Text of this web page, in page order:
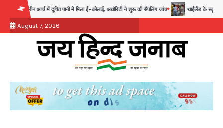
content
में मिला ई-कोलाई, अथॉरिटी ने शुरू की सैंपलिंग जांच थाईलैंड के स्कूल में गोलीबारी, 3 छात्रों समेत 6
August 7, 2026